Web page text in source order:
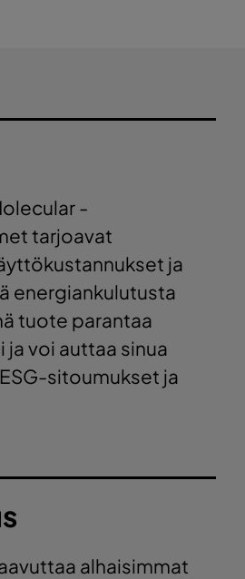
-
tarjoavat
ja
energiankulutusta
tuote parantaa
ja voi auttaa sinua
sitoumukset ja
alhaisimmat